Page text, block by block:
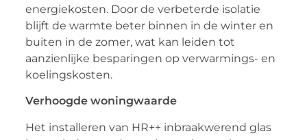
energiekosten. Door de verbeterde isolatie
blijft de warmte beter binnen in de winter en
buiten in de zomer, wat kan leiden tot
aanzienlijke besparingen op verwarmings- en
koelingskosten.
Verhoogde woningwaarde
Het installeren van HR++ inbraakwerend glas